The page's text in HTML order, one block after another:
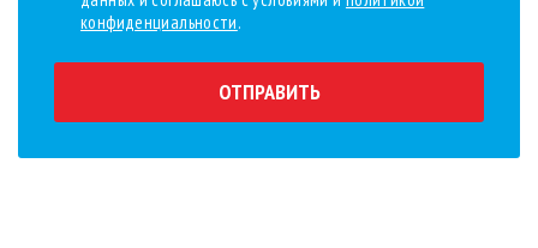
конфиденциальности.
ОТПРАВИТЬ